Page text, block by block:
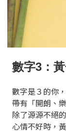
數字3：
數字是３的你
帶有「開朗、
除了源源不絕
心情不好時，